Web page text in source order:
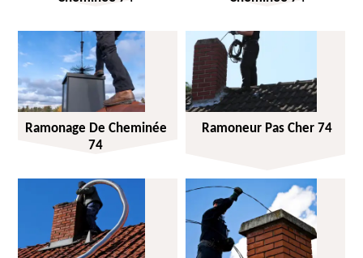
Ramonage De Cheminée
74
Ramoneur Pas Cher 74